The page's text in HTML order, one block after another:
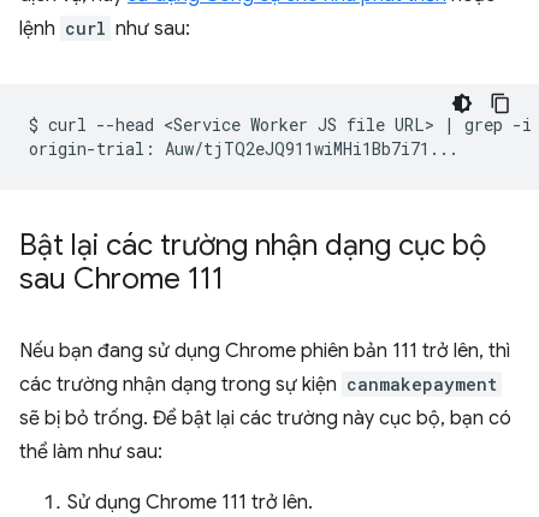
lệnh curl như sau:
$ curl --head <Service Worker JS file URL> | grep -i
origin-trial:
Bật lại các trường nhận dạng cục bộ
sau Chrome 111
Nếu bạn đang sử dụng Chrome phiên bản 111 trở lên, thì
các trường nhận dạng trong sự kiện canmakepayment
sẽ bị bỏ trống. Để bật lại các trường này cục bộ, bạn có
thể làm như sau:
Sử dụng Chrome 111 trở lên.